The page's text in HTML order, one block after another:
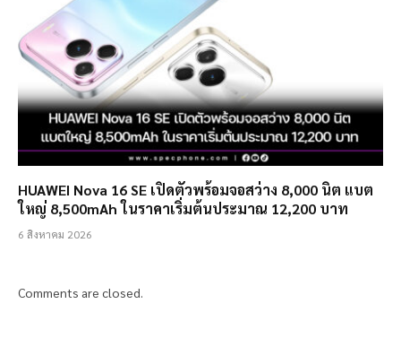
HUAWEI Nova 16 SE เปิดตัวพร้อมจอสว่าง 8,000 นิต แบต
ใหญ่ 8,500mAh ในราคาเริ่มต้นประมาณ 12,200 บาท
6 สิงหาคม 2026
Comments are closed.